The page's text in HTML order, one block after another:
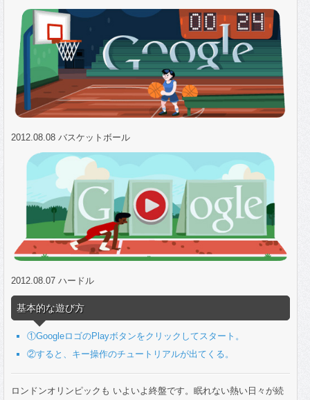
2012.08.08 バスケットボール
2012.08.07 ハードル
基本的な遊び方
①GoogleロゴのPlayボタンをクリックしてスタート。
②すると、キー操作のチュートリアルが出てくる。
ロンドンオリンピックも いよいよ終盤です。眠れない熱い日々が続